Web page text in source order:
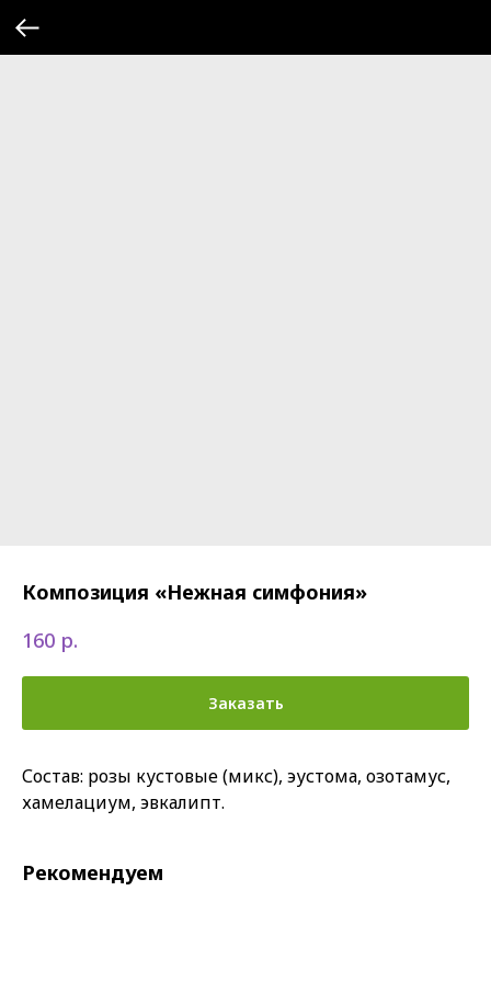
Композиция «Нежная симфония»
160 р.
Заказать
Состав: розы кустовые (микс), эустома, озотамус,
хамелациум, эвкалипт.
Рекомендуем